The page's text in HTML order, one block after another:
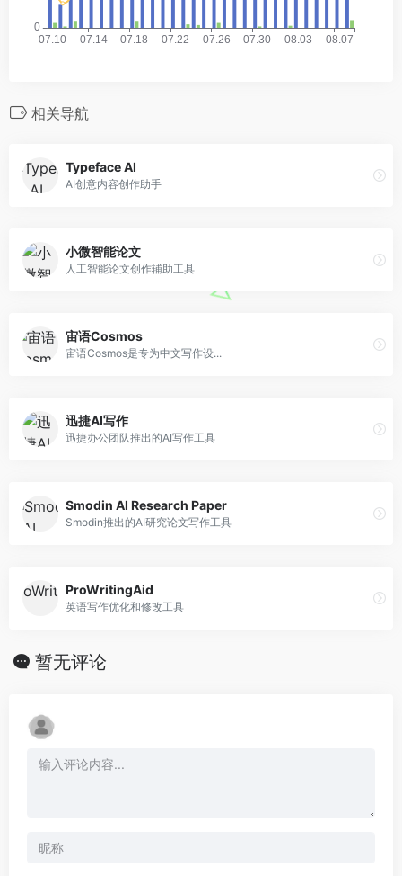
相关导航
Typeface AI
AI创意内容创作助手
小微智能论文
人工智能论文创作辅助工具
宙语Cosmos
宙语Cosmos是专为中文写作设...
迅捷AI写作
迅捷办公团队推出的AI写作工具
Smodin AI Research Paper
Smodin推出的AI研究论文写作工具
ProWritingAid
英语写作优化和修改工具
暂无评论